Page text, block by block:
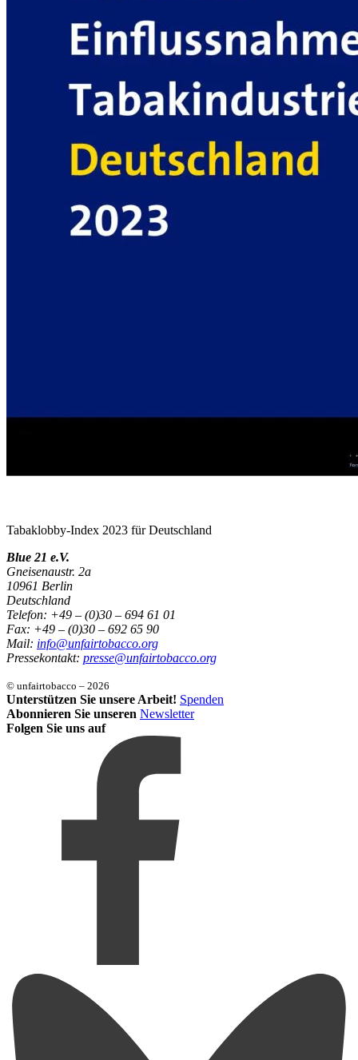
Tabaklobby-Index 2023 für Deutschland
Blue 21 e.V.
Gneisenaustr. 2a
10961 Berlin
Deutschland
Telefon: +49 – (0)30 – 694 61 01
Fax: +49 – (0)30 – 692 65 90
Mail: info@unfairtobacco.org
Pressekontakt: presse@unfairtobacco.org
© unfairtobacco – 2026
Unterstützen Sie unsere Arbeit! Spenden
Abonnieren Sie unseren Newsletter
Folgen Sie uns auf